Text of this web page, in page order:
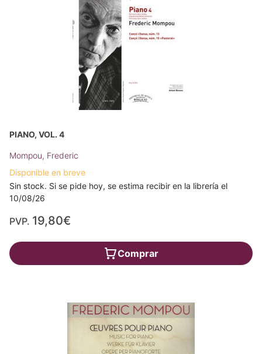
PIANO, VOL. 4
Mompou, Frederic
Disponible en breve
Sin stock. Si se pide hoy, se estima recibir en la librería el
10/08/26
PVP. 19,80€
Comprar